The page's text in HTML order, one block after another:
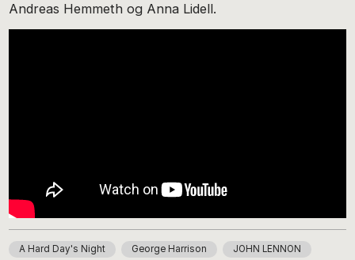
Andreas Hemmeth og Anna Lidell.
A Hard Day's Night George Harrison JOHN LENNON